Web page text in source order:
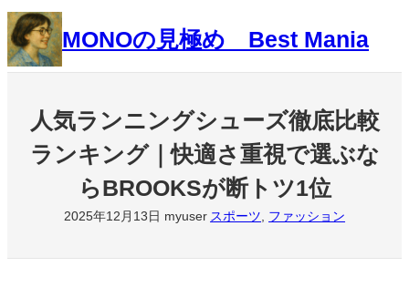
内
容
を
MONOの見極め Best Mania
人気ランニングシューズ徹底比較
ランキング｜快適さ重視で選ぶな
らBROOKSが断トツ1位
2025年12月13日 myuser スポーツ ファッション